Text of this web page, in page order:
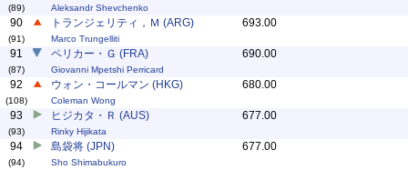
(89) Aleksandr Shevchenko
90
(91)
トランジェリティ，Ｍ (ARG)
Marco Trungelliti
693.00
91
(87)
ペリカー・Ｇ (FRA)
Giovanni Mpetshi Perricard
690.00
92
(108)
ウォン・コールマン (HKG)
Coleman Wong
680.00
93
(93)
ヒジカタ・Ｒ (AUS)
Rinky Hijikata
677.00
94
(94)
島袋将 (JPN)
Sho Shimabukuro
677.00